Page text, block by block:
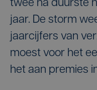
twee na duurste
jaar. De storm
jaarcijfers van
moest voor het
het aan premies